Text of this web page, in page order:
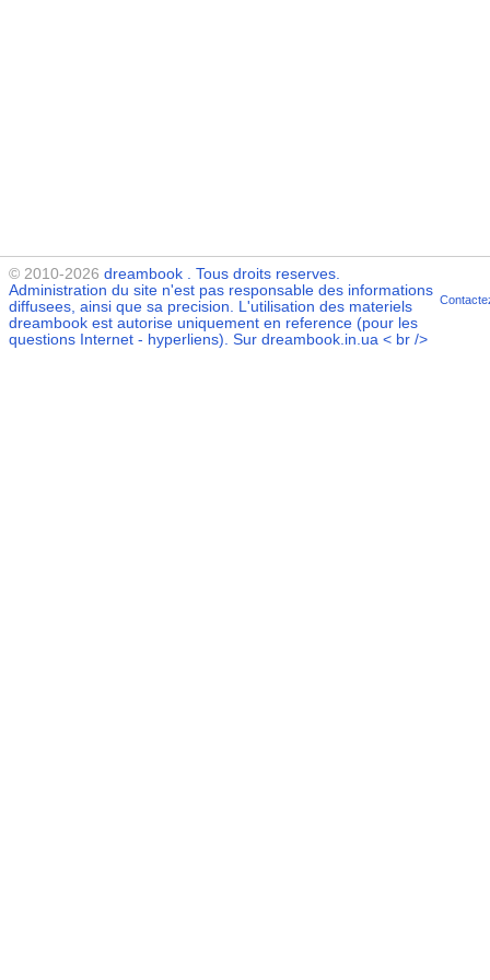
© 2010-2026 dreambook . Tous droits reserves.
Administration du site n'est pas responsable des informations
diffusees, ainsi que sa precision. L'utilisation des materiels
dreambook est autorise uniquement en reference (pour les
questions Internet - hyperliens). Sur dreambook.in.ua < br />